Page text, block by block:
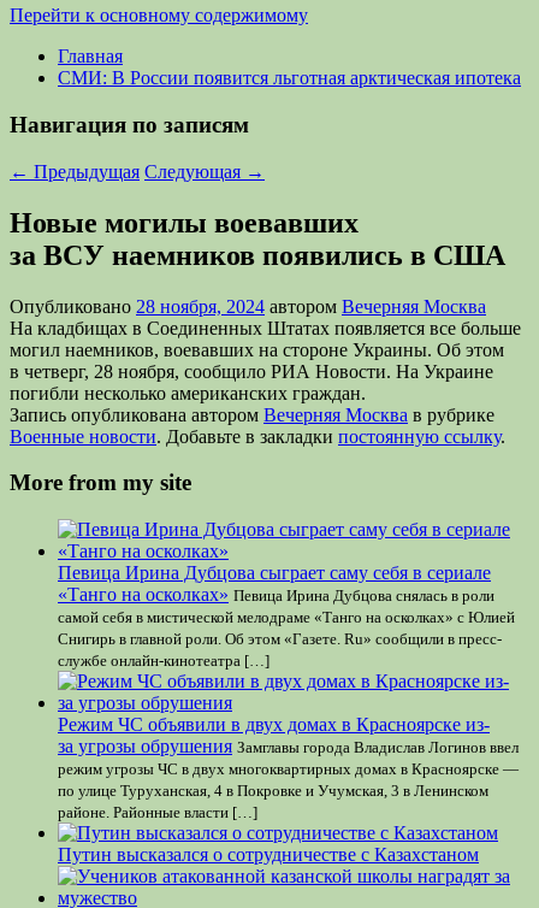
Перейти к основному содержимому
Главная
СМИ: В России появится льготная арктическая ипотека
Навигация по записям
← Предыдущая Следующая →
Новые могилы воевавших
за ВСУ наемников появились в США
Опубликовано 28 ноября, 2024 автором Вечерняя Москва
На кладбищах в Соединенных Штатах появляется все больше
могил наемников, воевавших на стороне Украины. Об этом
в четверг, 28 ноября, сообщило РИА Новости. На Украине
погибли несколько американских граждан.
Запись опубликована автором Вечерняя Москва в рубрике
Военные новости. Добавьте в закладки постоянную ссылку.
More from my site
Певица Ирина Дубцова сыграет саму себя в сериале
«Танго на осколках» Певица Ирина Дубцова снялась в роли
самой себя в мистической мелодраме «Танго на осколках» с Юлией
Снигирь в главной роли. Об этом «Газете. Ru» сообщили в пресс-
службе онлайн-кинотеатра […]
Режим ЧС объявили в двух домах в Красноярске из-
за угрозы обрушения Замглавы города Владислав Логинов ввел
режим угрозы ЧС в двух многоквартирных домах в Красноярске —
по улице Туруханская, 4 в Покровке и Учумская, 3 в Ленинском
районе. Районные власти […]
Путин высказался о сотрудничестве с Казахстаном